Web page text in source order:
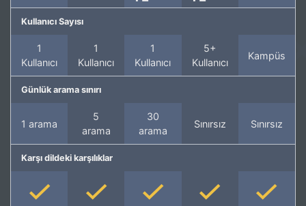
Kullanıcı Sayısı
1
Kullanıcı
1
Kullanıcı
1
Kullanıcı
5+
Kullanıcı
Kampüs
Günlük arama sınırı
1 arama
5
arama
30
arama
Sınırsız Sınırsız
Karşı dildeki karşılıklar